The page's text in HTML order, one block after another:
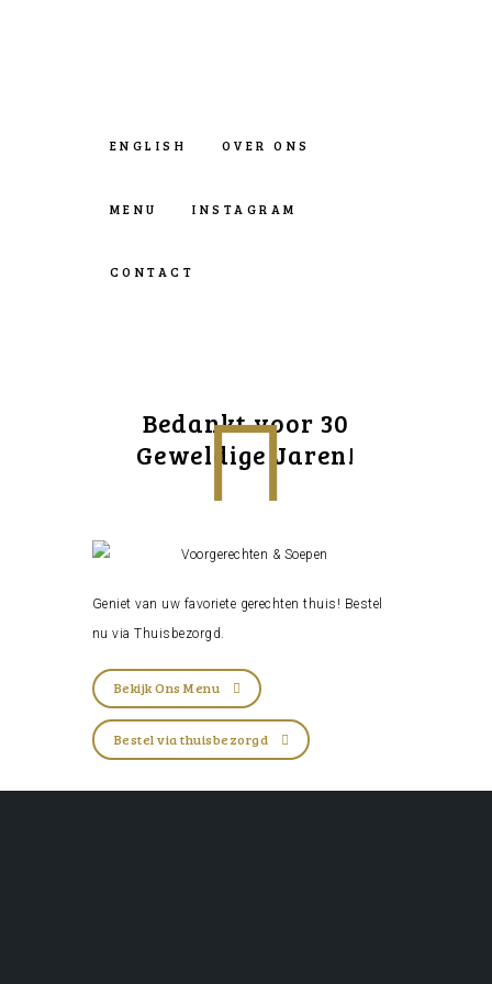
ENGLISH OVER ONS
MENU INSTAGRAM
CONTACT
Bedankt voor 30
Geweldige Jaren!
Geniet van uw favoriete gerechten thuis! Bestel
nu viaThuisbezorgd
Bekijk Ons Menu
Bestel via thuisbezorgd